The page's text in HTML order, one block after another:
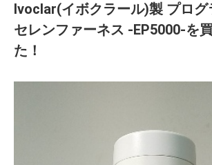
Ivoclar(イボクラール)製 プログ
セレンファーネス -EP5000-を
た！